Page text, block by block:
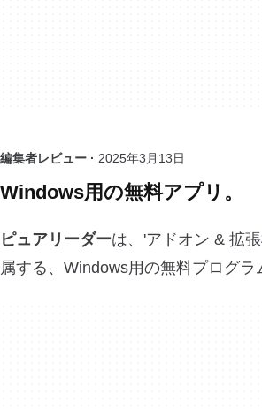
編集者レビュー · 2025年3月13日
Windows用の無料アプリ。
ピュアリーダーは、'アドオン & 拡
属する、Windows用の無料プログラ